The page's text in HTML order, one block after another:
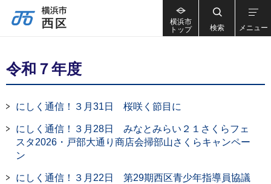
横浜市
トップ
検索 メニュー
令和７年度
にしく通信！３月31日 桜咲く節目に
にしく通信！３月28日 みなとみらい２１さくらフェ
スタ2026・戸部大通り商店会掃部山さくらキャンペー
ン
にしく通信！３月22日 第29期西区青少年指導員協議